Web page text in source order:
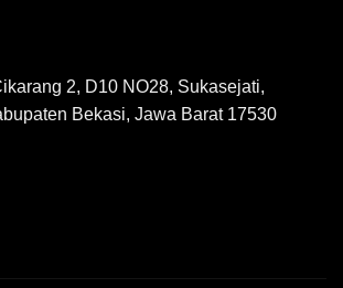
2, D10 NO28, Sukasejati,
Bekasi, Jawa Barat 17530